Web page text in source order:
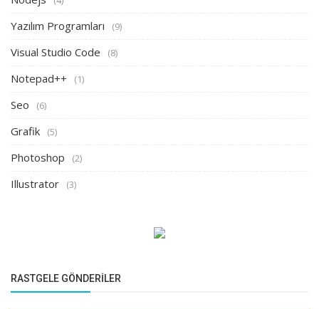
Yazılım Programları (9)
Visual Studio Code (8)
Notepad++ (1)
Seo (6)
Grafik (5)
Photoshop (2)
Illustrator (3)
RASTGELE GÖNDERILER